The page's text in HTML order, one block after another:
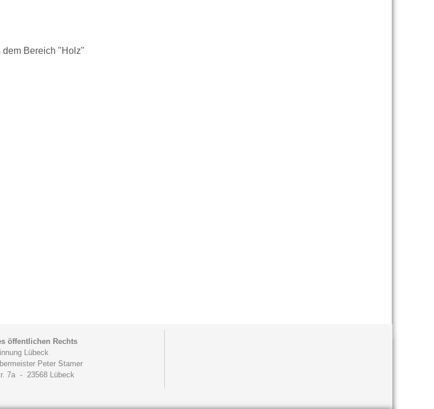
dem Bereich "Holz"
öffentlichen Rechts
Lübeck
Peter Stamer
7a - 23568 Lübeck